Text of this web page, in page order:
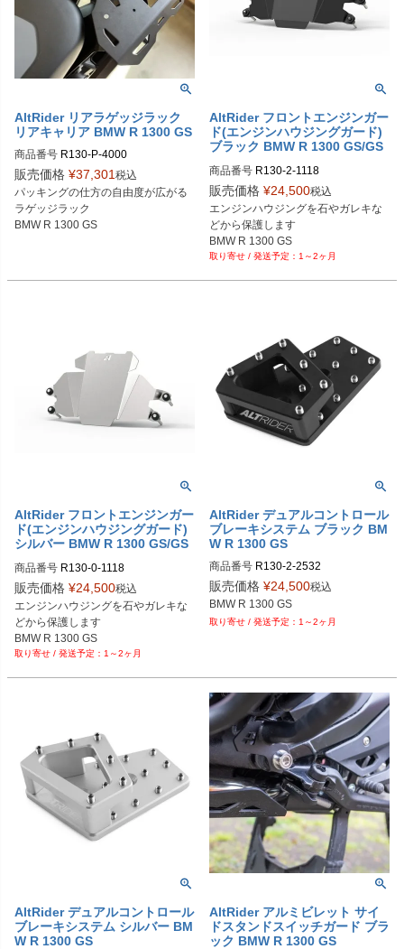
AltRider リアラゲッジラック
リアキャリア BMW R 1300 GS
商品番号 R130-P-4000
シルバー：R130-1-4000
ブラック：R130-2-4000
販売価格 ¥37,301 税込
パッキングの仕方の自由度が広がる
ラゲッジラック
BMW R 1300 GS
AltRider フロントエンジンガー
ド(エンジンハウジングガード)
ブラック BMW R 1300 GS/GS
商品番号 R130-2-1118
販売価格 ¥24,500税込
エンジンハウジングを石やガレキな
どから保護します
BMW R 1300 GS
BMW R 1300 GS アドベンチャー
1～2ヶ月
AltRider フロントエンジンガー
ド(エンジンハウジングガード)
シルバー BMW R 1300 GS/GS
商品番号 R130-0-1118
販売価格 ¥24,500税込
エンジンハウジングを石やガレキな
どから保護します
BMW R 1300 GS
BMW R 1300 GS アドベンチャー
1～2ヶ月
AltRider デュアルコントロール
ブレーキシステム ブラック BM
W R 1300 GS
商品番号 R130-2-2532
販売価格 ¥24,500税込
BMW R 1300 GS
1～2ヶ月
AltRider デュアルコントロール
ブレーキシステム シルバー BM
W R 1300 GS
AltRider アルミビレット サイ
ドスタンドスイッチガード ブラ
ック BMW R 1300 GS